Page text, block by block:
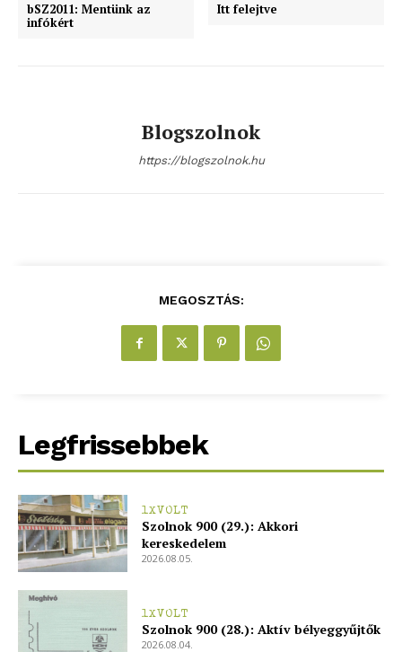
bSZ2011: Mentünk az
infókért
Itt felejtve
Blogszolnok
https://blogszolnok.hu
MEGOSZTÁS:
Legfrissebbek
1XVOLT
Szolnok 900 (29.): Akkori
kereskedelem
2026.08.05.
1XVOLT
Szolnok 900 (28.): Aktív bélyeggyűjtők
2026.08.04.